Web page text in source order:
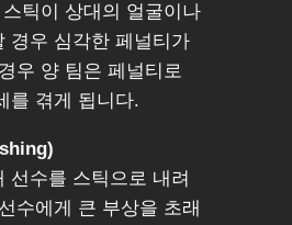
틱이 상대의 얼굴이나
경우 심각한 페널티가
우 양 팀은 페널티로
를 겪게 됩니다.
선수를 스틱으로 내려
수에게 큰 부상을 초래